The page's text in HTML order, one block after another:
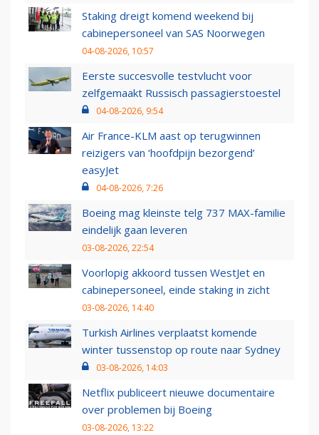
Staking dreigt komend weekend bij
cabinepersoneel van SAS Noorwegen
04-08-2026, 10:57
Eerste succesvolle testvlucht voor
zelfgemaakt Russisch passagierstoestel
04-08-2026, 9:54
Air France-KLM aast op terugwinnen
reizigers van ‘hoofdpijn bezorgend’
easyJet
04-08-2026, 7:26
Boeing mag kleinste telg 737 MAX-familie
eindelijk gaan leveren
03-08-2026, 22:54
Voorlopig akkoord tussen WestJet en
cabinepersoneel, einde staking in zicht
03-08-2026, 14:40
Turkish Airlines verplaatst komende
winter tussenstop op route naar Sydney
03-08-2026, 14:03
Netflix publiceert nieuwe documentaire
over problemen bij Boeing
03-08-2026, 13:22